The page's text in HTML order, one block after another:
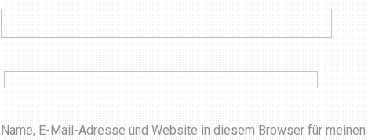
Name, E-Mail-Adresse und Website in diesem Browser für